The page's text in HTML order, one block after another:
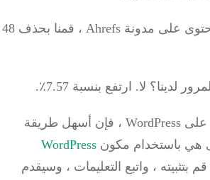
بعد تدقيقنا الأخير للمحتوى على مدونة Ahrefs ، قمنا بحذف 48
لدينا؟ لا. ارتفع بنسبة 7.57٪.
إذا كان موقعك يعمل على WordPress ، فإن أسهل طريقة
هي باستخدام مكون WordPress
قم بتثبيته ، واتبع التعليمات ، وسيقدم